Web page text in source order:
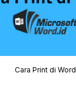
Cara Print di Word